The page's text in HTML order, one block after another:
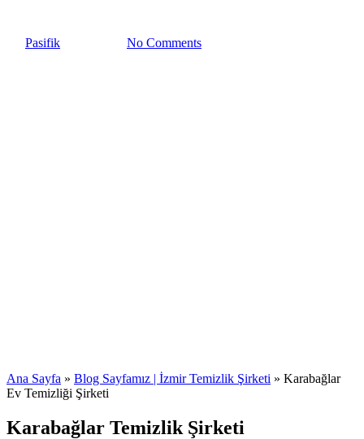
Pasifik No Comments
Ana Sayfa » Blog Sayfamız | İzmir Temizlik Şirketi » Karabağlar
Ev Temizliği Şirketi
Karabağlar Temizlik Şirketi